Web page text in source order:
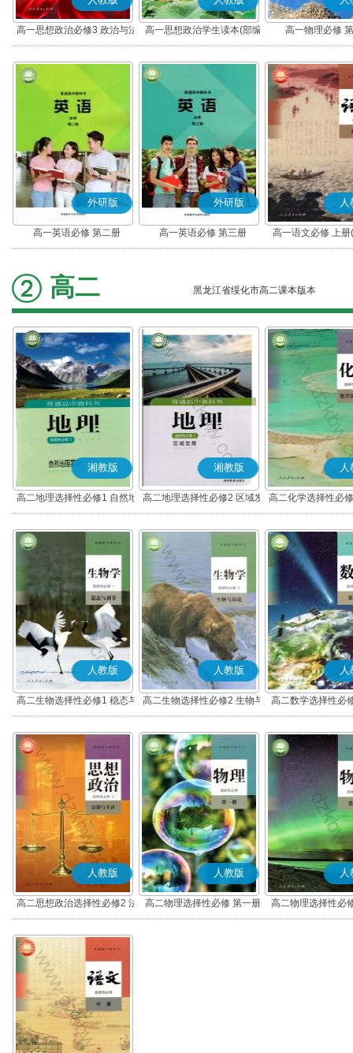
高一思想政治必修3 政治与法
治(部编版)
高一思想政治学生读本(部编
版)
高一物理必修
外研版
高一英语必修 第二册
外研版
高一英语必修 第三册
人
高一语文必修 上
高二 黑龙江省绥化市高二课本版本
湘教版
高二地理选择性必修1 自然地
理基础
湘教版
高二地理选择性必修2 区域发
展
人
高二化学选择性必
应原理
人教版
高二生物选择性必修1 稳态与
调节
人教版
高二生物选择性必修2 生物与
环境
人
高二数学选择性必
(A版)
人教版
高二思想政治选择性必修2 法
律与生活(部编版)
人教版
高二物理选择性必修 第一册
人
高二物理选择性必